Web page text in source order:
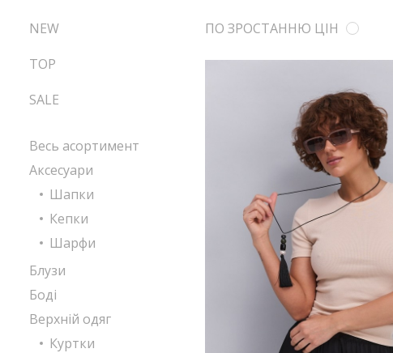
ПО ЗРОСТАННЮ ЦІН
NEW
TOP
SALE
Весь асортимент
Аксесуари
Шапки
Кепки
Шарфи
Блузи
Боді
Верхній одяг
Куртки